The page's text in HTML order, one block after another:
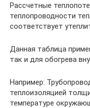
Рассчетные
теплопроводности
соответствует
Данная таблица
так и для обогрева
Например:
теплоизоляцией
температуре